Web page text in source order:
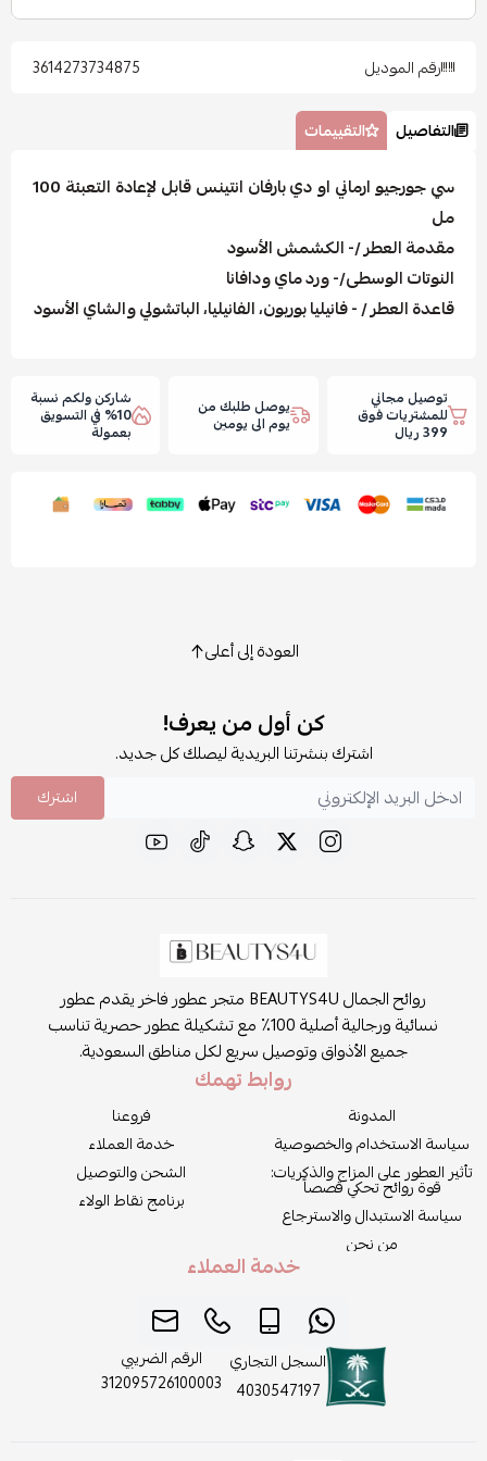
رقم الموديل 3614273734875
التفاصيل التقييمات
سي جورجيو ارماني او دي بارفان انتينس قابل لإعادة التعبئة 100
مل
مقدمة العطر /- الكشمش الأسود
النوتات الوسطى/- ورد ماي ودافانا
قاعدة العطر / - فانيليا بوربون، الفانيليا، الباتشولي والشاي الأسود
توصيل مجاني
للمشتريات فوق
399 ريال
يوصل طلبك من
يوم الى يومين
شاركن ولكم نسبة
10% في التسويق
بعمولة
العودة إلى أعلى
كن أول من يعرف!
اشترك بنشرتنا البريدية ليصلك كل جديد.
اشترك
روائح الجمال BEAUTYS4U متجر عطور فاخر يقدم عطور
نسائية ورجالية أصلية 100٪ مع تشكيلة عطور حصرية تناسب
جميع الأذواق وتوصيل سريع لكل مناطق السعودية.
روابط تهمك
المدونة
سياسة الاستخدام والخصوصية
تأثير العطور على المزاج والذكريات:
قوة روائح تحكي قصصاً
سياسة الاستبدال والاسترجاع
من نحن
فروعنا
خدمة العملاء
الشحن والتوصيل
برنامج نقاط الولاء
خدمة العملاء
السجل التجاري
4030547197
الرقم الضريبي
312095726100003